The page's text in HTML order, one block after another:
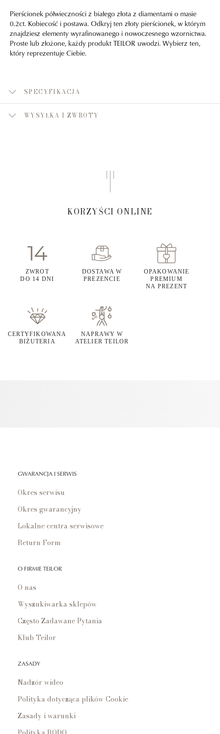
Pierścionek półwieczności z białego złota z diamentami o masie
0.2ct. Kobiecość i postawa. Odkryj ten złoty pierścionek, w którym
znajdziesz elementy wyrafinowanego i nowoczesnego wzornictwa.
Proste lub złożone, każdy produkt TEILOR uwodzi. Wybierz ten,
który reprezentuje Ciebie.
SPECYFIKACJA
WYSYŁKA I ZWROTY
KORZYŚCI ONLINE
ZWROT
DO 14 DNI
DOSTAWA W
PREZENCIE
OPAKOWANIE
PREMIUM
NA PREZENT
CERTYFIKOWANA
BIŻUTERIA
NAPRAWY W
ATELIER TEILOR
GWARANCJA I SERWIS
Okres serwisu
Okres gwarancyjny
Lokalne centra serwisowe
Return Form
O FIRMIE TEILOR
O nas
Wyszukiwarka sklepów
Często Zadawane Pytania
Klub Teilor
ZASADY
Nadzór wideo
Polityka dotycząca plików Cookie
Zasady i warunki